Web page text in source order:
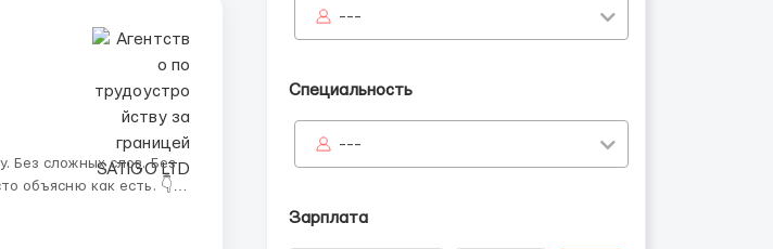
---
Специальность
---
Зарплата